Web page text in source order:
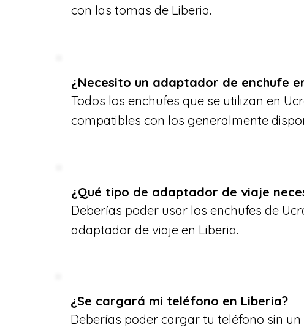
con las tomas de Liberia.
¿Necesito un adaptador de enchufe
Todos los enchufes que se utilizan en
compatibles con los generalmente
¿Qué tipo de adaptador de viaje
Deberías poder usar los enchufes de
adaptador de viaje en Liberia.
¿Se cargará mi teléfono en Liberia?
Deberías poder cargar tu teléfono sin